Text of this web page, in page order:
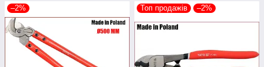
–2% Топ продажів –2%